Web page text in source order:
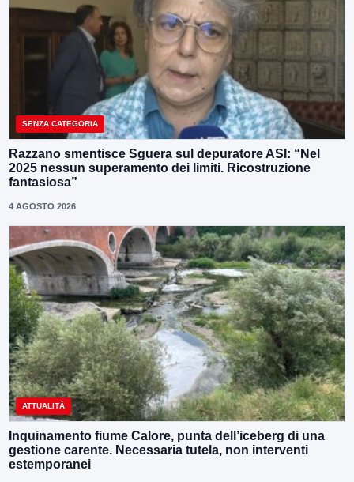
SENZA CATEGORIA
Razzano smentisce Sguera sul depuratore ASI: “Nel
2025 nessun superamento dei limiti. Ricostruzione
fantasiosa”
4 AGOSTO 2026
ATTUALITÀ
Inquinamento fiume Calore, punta dell’iceberg di una
gestione carente. Necessaria tutela, non interventi
estemporanei